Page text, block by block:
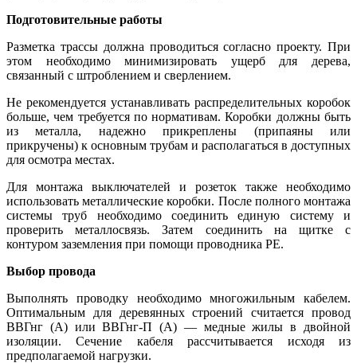
Подготовительные работы
Разметка трассы должна проводиться согласно проекту. При
этом необходимо минимизировать ущерб для дерева,
связанный с штроблением и сверлением.
Не рекомендуется устанавливать распределительных коробок
больше, чем требуется по нормативам. Коробки должны быть
из металла, надежно прикреплены (припаяны или
прикручены) к основным трубам и располагаться в доступных
для осмотра местах.
Для монтажа выключателей и розеток также необходимо
использовать металлические коробки. После полного монтажа
системы труб необходимо соединить единую систему и
проверитьметаллосвязь. Затем соединить на щитке с
контуром заземления при помощи проводника РЕ.
Выбор провода
Выполнять проводку необходимо многожильным кабелем.
Оптимальным для деревянных строений считается провод
ВВГнг (А) или ВВГнг-П (А) — медные жилы в двойной
изоляции. Сечение кабеля рассчитывается исходя из
предполагаемой нагрузки.